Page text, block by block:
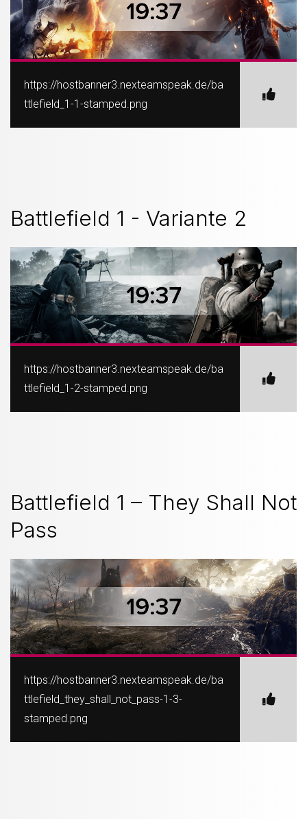
https://hostbanner3.nexteamspeak.de/ba
ttlefield_1-1-stamped.png
Battlefield 1 - Variante 2
https://hostbanner3.nexteamspeak.de/ba
ttlefield_1-2-stamped.png
Battlefield 1 – They Shall Not
Pass
https://hostbanner3.nexteamspeak.de/ba
ttlefield_they_shall_not_pass-1-3-
stamped.png